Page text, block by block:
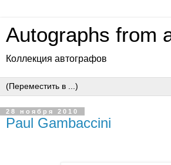
Autographs from
Коллекция автографов
28 ноября 2010
Paul Gambaccini